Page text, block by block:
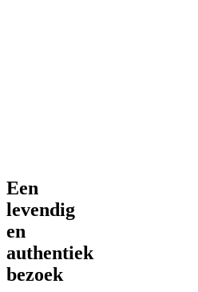
Een
levendig
en
authentiek
bezoek